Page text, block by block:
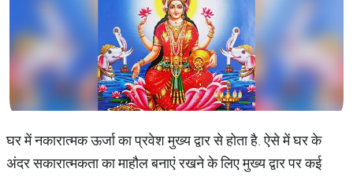
घर में नकारात्मक ऊर्जा का प्रवेश मुख्य द्वार से होता है. ऐसे में घर के
अंदर सकारात्मकता का माहौल बनाएं रखने के लिए मुख्य द्वार पर कई